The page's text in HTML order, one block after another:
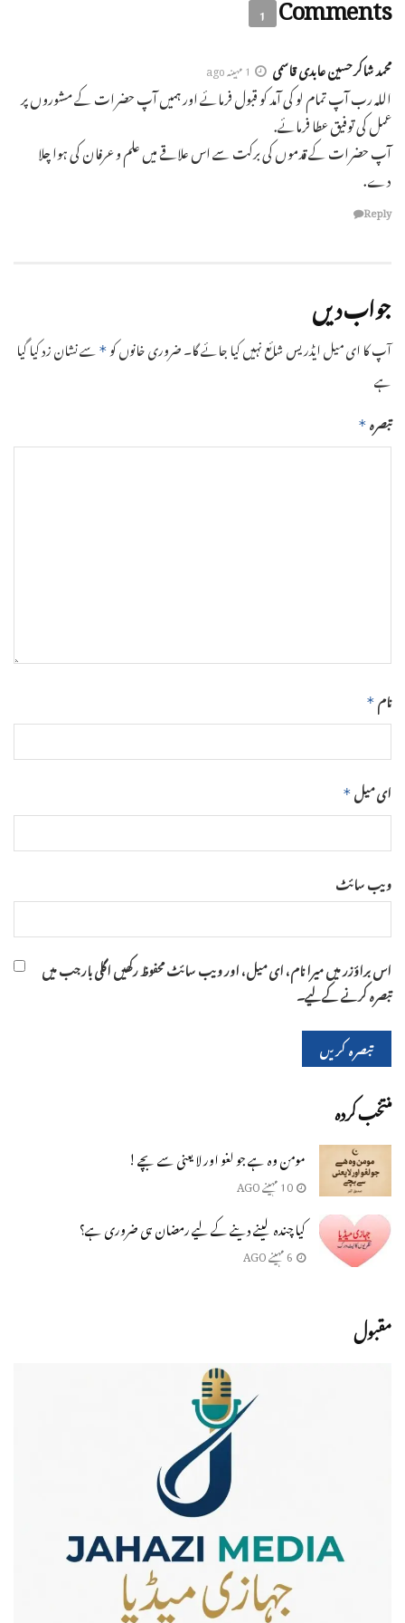
1
محمد شاکر حسین عابدی قاسمی 1 مہینہ ago
اللہ رب آپ تمام لو کی آمد کو قبول فرمائے اور ہمیں آپ حضرات کے مشوروں پر
عمل کی توفیق عطا فرمائے.
آپ حضرات کے قدموں کی برکت سے اس علاقے میں علم و عرفان کی ہوا چلا
دے.
Reply
جواب دیں
آپ کا ای میل ایڈریس شائع نہیں کیا جائے گا۔ضروری خانوں کو* سے نشان زد کیا گیا
ہے
تبصرہ *
نام *
ای میل *
ویب‌ سائٹ
اس براؤزر میں میرا نام، ای میل، اور ویب سائٹ محفوظ رکھیں اگلی بار جب میں
تبصرہ کرنے کےلیے۔
منتخب کردہ
مومن وہ ہے جو لغو اور لا یعنی سے بچے !
کیا چندہ لینے دینے کے لیے رمضان ہی ضروری ہے؟
مقبول